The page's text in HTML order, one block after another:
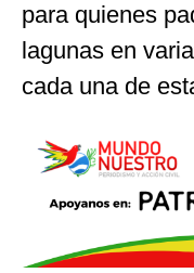
para quienes
lagunas en
cada una de